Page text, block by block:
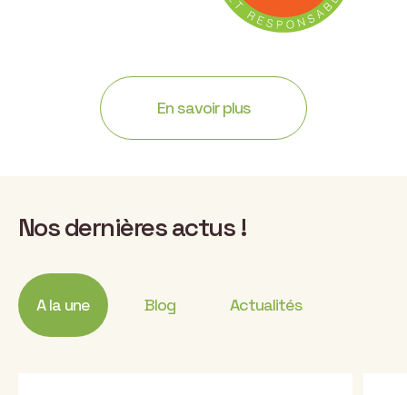
En savoir plus
Nos dernières actus !
A la une Blog Actualités